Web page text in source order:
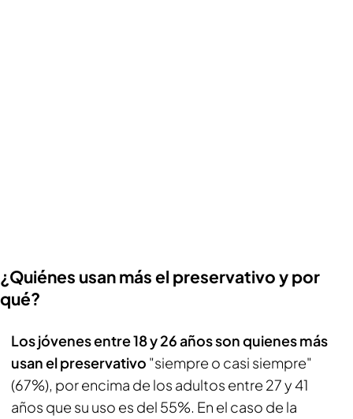
¿Quiénes usan más el preservativo y por
qué?
Los jóvenes entre 18 y 26 años son quienes más
usan el preservativo "siempre o casi siempre"
(67%), por encima de los adultos entre 27 y 41
años que su uso es del 55%. En el caso de la